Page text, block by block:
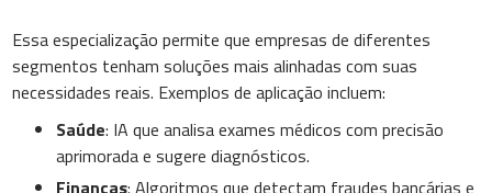
Essa especialização permite que empresas de diferentes
segmentos tenham soluções mais alinhadas com suas
necessidades reais. Exemplos de aplicação incluem:
Saúde: IA que analisa exames médicos com precisão
aprimorada e sugere diagnósticos.
Finanças: Algoritmos que detectam fraudes bancárias e